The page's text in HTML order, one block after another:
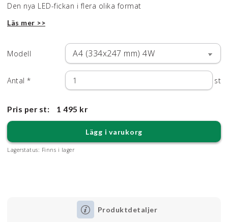
Den nya LED-fickan i flera olika format
Läs mer >>
Modell
Antal * st
Pris per st: 1 495 kr
Lägg i varukorg
Lagerstatus: Finns i lager
Produktdetaljer